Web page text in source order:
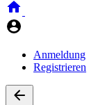
Anmeldung
Registrieren